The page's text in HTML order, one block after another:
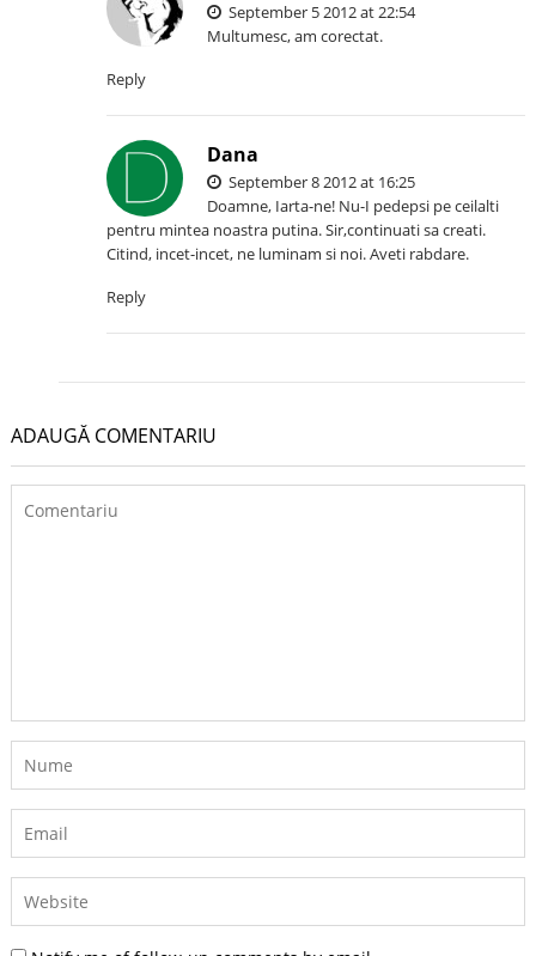
September 5 2012 at 22:54
Multumesc, am corectat.
Reply
Dana
September 8 2012 at 16:25
Doamne, Iarta-ne! Nu-I pedepsi pe ceilalti
pentru mintea noastra putina. Sir,continuati sa creati.
Citind, incet-incet, ne luminam si noi. Aveti rabdare.
Reply
ADAUGĂ COMENTARIU